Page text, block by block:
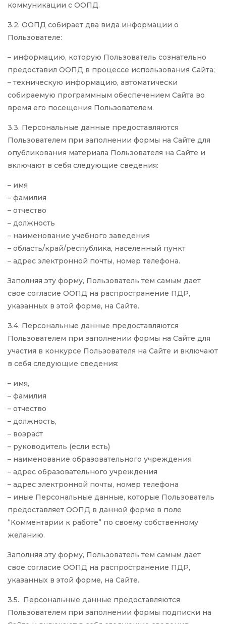
коммуникации с ООПД.
3.2. ООПД собирает два вида информации о
Пользователе:
– информацию, которую Пользователь сознательно
предоставил ООПД в процессе использования Сайта;
– техническую информацию, автоматически
собираемую программным обеспечением Сайта во
время его посещения Пользователем.
3.3. Персональные данные предоставляются
Пользователем при заполнении формы на Сайте для
опубликования материала Пользователя на Сайте и
включают в себя следующие сведения:
– имя
– фамилия
– отчество
– должность
– наименование учебного заведения
– область/край/республика, населенный пункт
– адрес электронной почты, номер телефона.
Заполняя эту форму, Пользователь тем самым дает
свое согласие ООПД на распространение ПДР,
указанных в этой форме, на Сайте.
3.4. Персональные данные предоставляются
Пользователем при заполнении формы на Сайте для
участия в конкурсе Пользователя на Сайте и включают
в себя следующие сведения:
– имя,
– фамилия
– отчество
– должность,
– возраст
– руководитель (если есть)
– наименование образовательного учреждения
– адрес образовательного учреждения
– адрес электронной почты, номер телефона
– иные Персональные данные, которые Пользователь
предоставляет ООПД в данной форме в поле
“Комментарии к работе” по своему собственному
желанию.
Заполняя эту форму, Пользователь тем самым дает
свое согласие ООПД на распространение ПДР,
указанных в этой форме, на Сайте.
3.5. Персональные данные предоставляются
Пользователем при заполнении формы подписки на